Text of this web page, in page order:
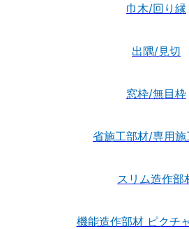
巾木/回り縁
出隅/見切
窓枠/無目枠
省施工部材/専用施
スリム造作部
機能造作部材 ピクチ